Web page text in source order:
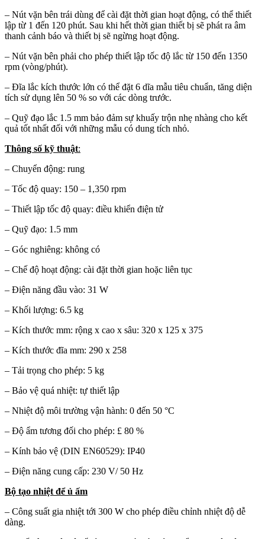
– Nút vặn bên trái dùng để cài đặt thời gian hoạt động, có thể thiết
lập từ 1 đến 120 phút. Sau khi hết thời gian thiết bị sẽ phát ra âm
thanh cảnh báo và thiết bị sẽ ngừng hoạt động.
– Nút vặn bên phải cho phép thiết lập tốc độ lắc từ 150 đến 1350
rpm (vòng/phút).
– Đĩa lắc kích thước lớn có thể đặt 6 dĩa mẫu tiêu chuẩn, tăng diện
tích sử dụng lên 50 % so với các dòng trước.
– Quỹ đạo lắc 1.5 mm bảo đảm sự khuấy trộn nhẹ nhàng cho kết
quả tốt nhất đối với những mẫu có dung tích nhỏ.
Thông số kỹ thuật:
– Chuyển động: rung
– Tốc độ quay: 150 – 1,350 rpm
– Thiết lập tốc độ quay: điều khiển điện tử
– Quỹ đạo: 1.5 mm
– Góc nghiêng: không có
– Chế độ hoạt động: cài đặt thời gian hoặc liên tục
– Điện năng đầu vào: 31 W
– Khối lượng: 6.5 kg
– Kích thước mm: rộng x cao x sâu: 320 x 125 x 375
– Kích thước đĩa mm: 290 x 258
– Tải trọng cho phép: 5 kg
– Bảo vệ quá nhiệt: tự thiết lập
– Nhiệt độ môi trường vận hành: 0 đến 50 °C
– Độ ẩm tương đối cho phép: £ 80 %
– Kính bảo vệ (DIN EN60529): IP40
– Điện năng cung cấp: 230 V/ 50 Hz
Bộ tạo nhiệt để ủ ấm
– Công suất gia nhiệt tới 300 W cho phép điều chỉnh nhiệt độ dễ
dàng.